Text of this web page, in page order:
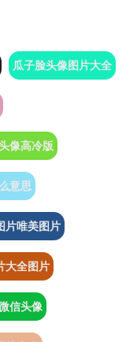
瓜子脸头像图片大全
像高冷版
意思
片唯美图片
大全图片
信头像